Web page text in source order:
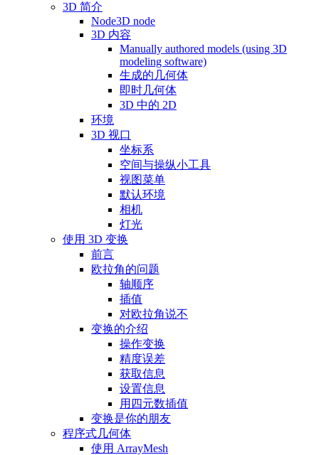
3D 简介
Node3D node
3D 内容
Manually authored models (using 3D
modeling software)
生成的几何体
即时几何体
3D 中的 2D
环境
3D 视口
坐标系
空间与操纵小工具
视图菜单
默认环境
相机
灯光
使用 3D 变换
前言
欧拉角的问题
轴顺序
插值
对欧拉角说不
变换的介绍
操作变换
精度误差
获取信息
设置信息
用四元数插值
变换是你的朋友
程序式几何体
使用 ArrayMesh